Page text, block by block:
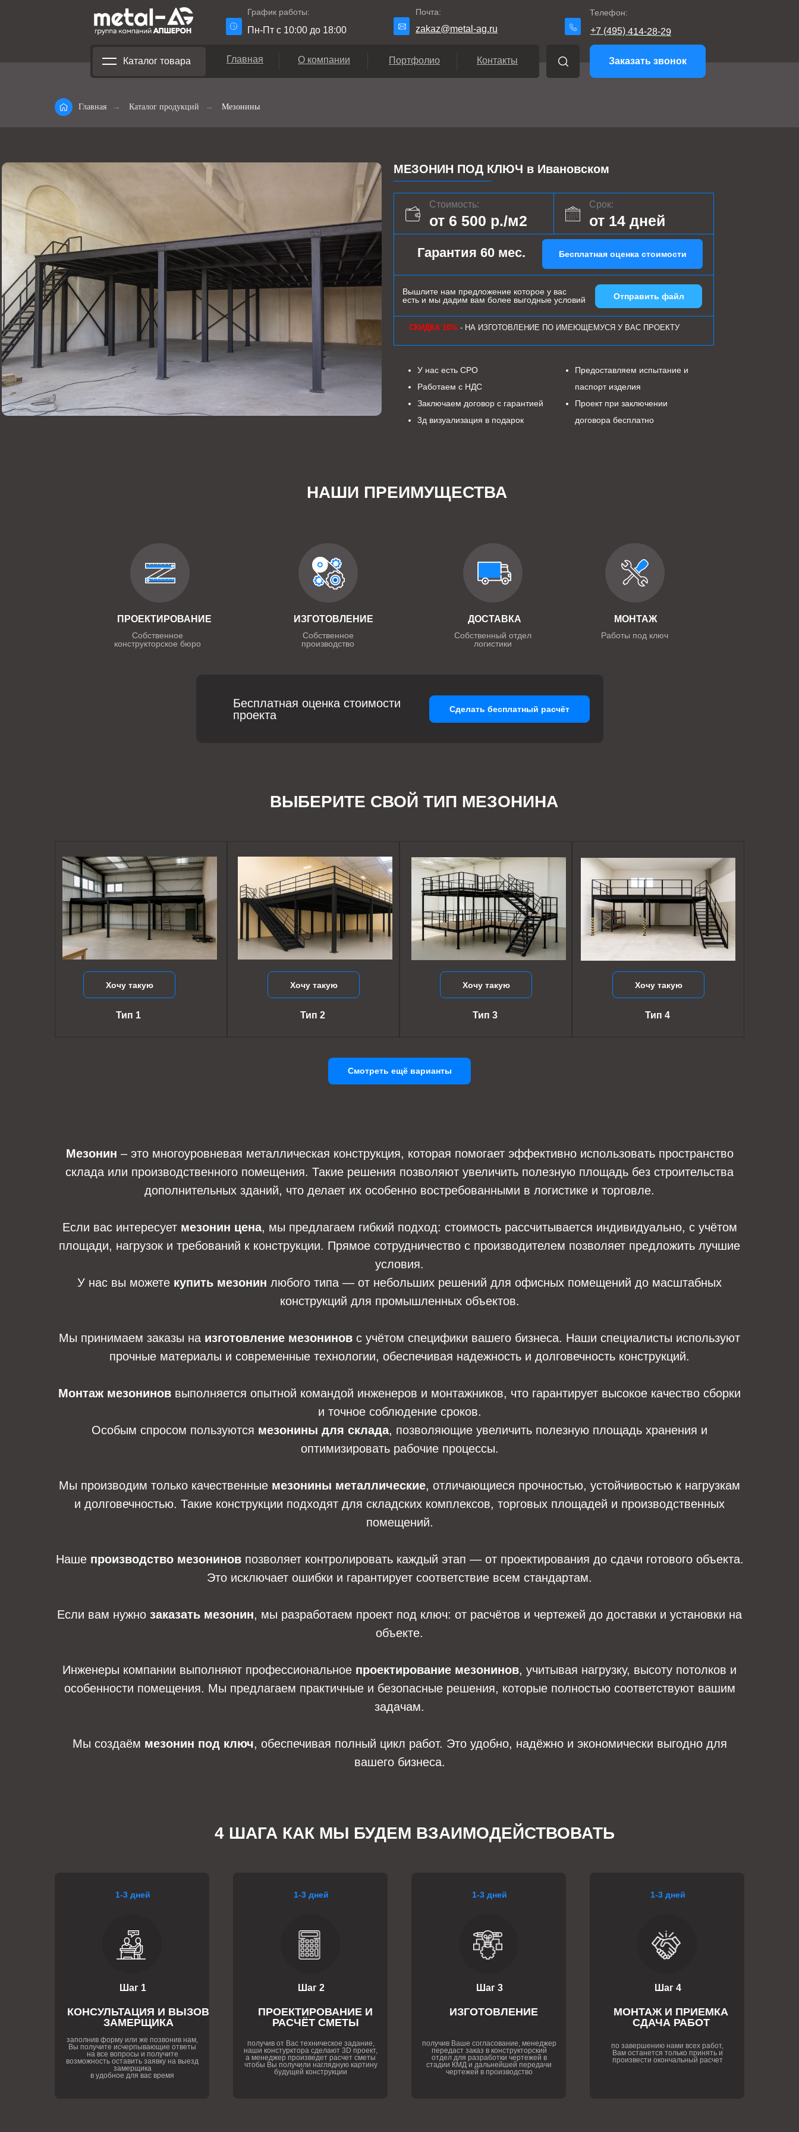
Телефон:
+7 (495) 414-28-29
Почта:
zakaz@metal-ag.ru
График работы:
Пн-Пт с 10:00 до 18:00
Каталог товара Контакты
Портфолио
О компании
Главная Заказать звонок
Главная → Каталог продукций → Мезонины
МЕЗОНИН ПОД КЛЮЧ в Ивановском
Срок:
от 14 дней
Стоимость:
от 6 500 р./м2
Гарантия 60 мес. Бесплатная оценка стоимости
Вышлите нам предложение которое у вас
есть и мы дадим вам более выгодные условий
СКИДКА 10% - НА ИЗГОТОВЛЕНИЕ ПО ИМЕЮЩЕМУСЯ У ВАС ПРОЕКТУ
Предоставляем испытание и
паспорт изделия
Проект при заключении
договора бесплатно
У нас есть СРО
Работаем с НДС
Заключаем договор с гарантией
3д визуализация в подарок
Отправить файл
НАШИ ПРЕИМУЩЕСТВА
ПРОЕКТИРОВАНИЕ
Собственное
конструкторское бюро
ИЗГОТОВЛЕНИЕ
Собственное
производство
ДОСТАВКА
Собственный отдел
логистики
МОНТАЖ
Работы под ключ
Бесплатная оценка стоимости
проекта
Сделать бесплатный расчёт
ВЫБЕРИТЕ СВОЙ ТИП МЕЗОНИНА
Хочу такую
Тип 4
Хочу такую
Тип 3
Хочу такую
Тип 2
Хочу такую
Тип 1
Смотреть ещё варианты
Мезонин – это многоуровневая металлическая конструкция, которая помогает эффективно использовать пространство
склада или производственного помещения. Такие решения позволяют увеличить полезную площадь без строительства
дополнительных зданий, что делает их особенно востребованными в логистике и торговле.
Если вас интересует мезонин цена, мы предлагаем гибкий подход: стоимость рассчитывается индивидуально, с учётом
площади, нагрузок и требований к конструкции. Прямое сотрудничество с производителем позволяет предложить лучшие
условия.
У нас вы можете купить мезонин любого типа — от небольших решений для офисных помещений до масштабных
конструкций для промышленных объектов.
Мы принимаем заказы на изготовление мезонинов с учётом специфики вашего бизнеса. Наши специалисты используют
прочные материалы и современные технологии, обеспечивая надежность и долговечность конструкций.
Монтаж мезонинов выполняется опытной командой инженеров и монтажников, что гарантирует высокое качество сборки
и точное соблюдение сроков.
Особым спросом пользуются мезонины для склада, позволяющие увеличить полезную площадь хранения и
оптимизировать рабочие процессы.
Мы производим только качественные мезонины металлические, отличающиеся прочностью, устойчивостью к нагрузкам
и долговечностью. Такие конструкции подходят для складских комплексов, торговых площадей и производственных
помещений.
Наше производство мезониновпозволяет контролировать каждый этап — от проектирования до сдачи готового объекта.
Это исключает ошибки и гарантирует соответствие всем стандартам.
Если вам нужно заказать мезонин, мы разработаем проект под ключ: от расчётов и чертежей до доставки и установки на
объекте.
Инженеры компании выполняют профессиональное проектирование мезонинов, учитывая нагрузку, высоту потолков и
особенности помещения. Мы предлагаем практичные и безопасные решения, которые полностью соответствуют вашим
задачам.
Мы создаём мезонин под ключ, обеспечивая полный цикл работ. Это удобно, надёжно и экономически выгодно для
вашего бизнеса.
4 ШАГА КАК МЫ БУДЕМ ВЗАИМОДЕЙСТВОВАТЬ
1-3 дней
Шаг 4
МОНТАЖ И ПРИЕМКА
СДАЧА РАБОТ
по завершению нами всех работ,
Вам останется только принять и
произвести окончальный расчет
1-3 дней
Шаг 3
ИЗГОТОВЛЕНИЕ
получив Ваше согласование, менеджер
передаст заказ в конструкторский
отдел для разработки чертежей в
стадии КМД и дальнейшей передачи
чертежей в производство
1-3 дней
Шаг 2
ПРОЕКТИРОВАНИЕ И
РАСЧЁТ СМЕТЫ
получив от Вас техническое задание,
наши констурктора сделают 3D проект,
а менеджер произведет расчет сметы
чтобы Вы получили наглядную картину
будущей конструкции
1-3 дней
Шаг 1
КОНСУЛЬТАЦИЯ И ВЫЗОВ
ЗАМЕРЩИКА
заполнив форму или же позвонив нам,
Вы получите исчерпывающие ответы
на все вопросы и получите
возможность оставить заявку на выезд
замерщика
в удобное для вас время